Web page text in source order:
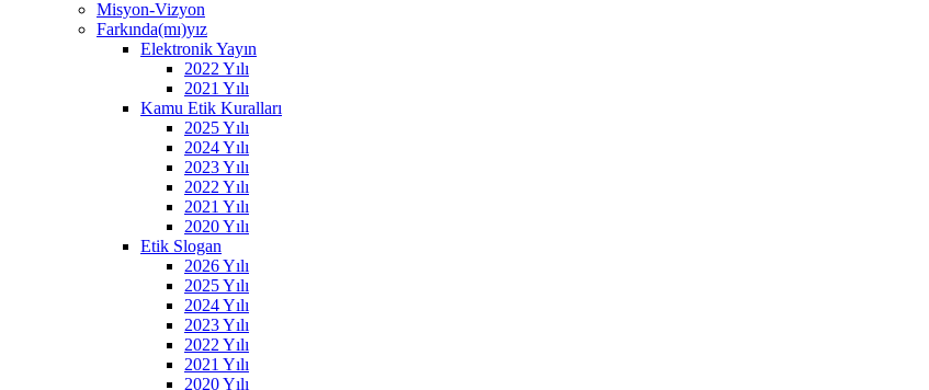
Misyon-Vizyon
Farkında(mı)yız
Elektronik Yayın
2022 Yılı
2021 Yılı
Kamu Etik Kuralları
2025 Yılı
2024 Yılı
2023 Yılı
2022 Yılı
2021 Yılı
2020 Yılı
Etik Slogan
2026 Yılı
2025 Yılı
2024 Yılı
2023 Yılı
2022 Yılı
2021 Yılı
2020 Yılı